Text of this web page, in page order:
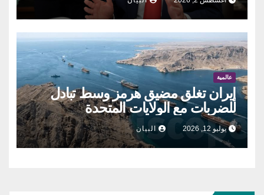
عالمية
إيران تغلق مضيق هرمز وسط تبادل
للضربات مع الولايات المتحدة
يوليو 12, 2026 البيان